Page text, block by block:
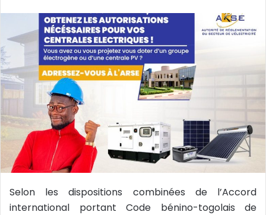
o
y
e
r
u
i
e
Selon les dispositions combinées de l’Accord
international portant Code bénino-togolais de